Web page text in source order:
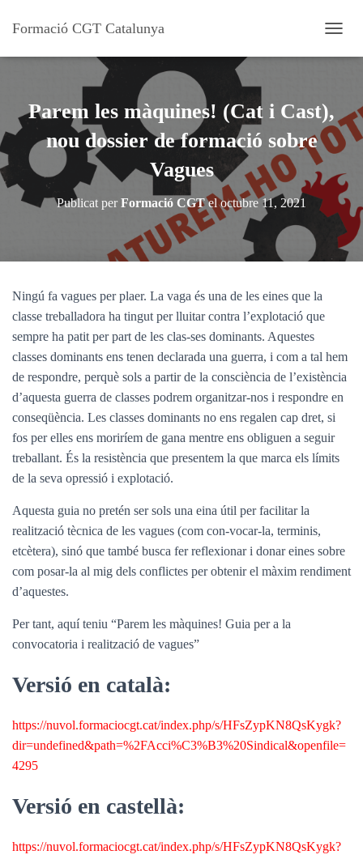
Formació CGT Catalunya
A
A
L
A
A
V
E
A
Parem les màquines! (Cat i Cast),
nou dossier de formació sobre
Vagues
Publicat perFormació CGTeloctubre 11, 2021
Ningú fa vagues per plaer. La vaga és una de les eines que la
classe treballadora ha tingut per lluitar contra l’explotació que
sempre ha patit per part de les clas-ses dominants. Aquestes
classes dominants ens tenen declarada una guerra, i com a tal hem
de respondre, perquè sols a partir de la consciència de l’existència
d’aquesta guerra de classes podrem organitzar-nos i respondre en
conseqüència. Les classes dominants no ens regalen cap dret, si
fos per elles ens moriríem de gana mentre ens obliguen a seguir
treballant. És la resistència que presentem la que marca els límits
de la seva opressió i explotació.
Aquesta guia no pretén ser sols una eina útil per facilitar la
realització tècnica de les vagues (com con-vocar-la, terminis,
etcètera), sinó que també busca fer reflexionar i donar eines sobre
com posar-la al mig dels conflictes per obtenir el màxim rendiment
d’aquestes.
Per tant, aquí teniu “Parem les màquines! Guia per a la
convocatoria i realització de vagues”
Versió en català:
https://nuvol.formaciocgt.cat/index.php/s/HFsZypKN8QsKygk?
dir=undefined&path=%2FAcci%C3%B3%20Sindical&openfile=
4295
Versió en castellà:
https://nuvol.formaciocgt.cat/index.php/s/HFsZypKN8QsKygk?